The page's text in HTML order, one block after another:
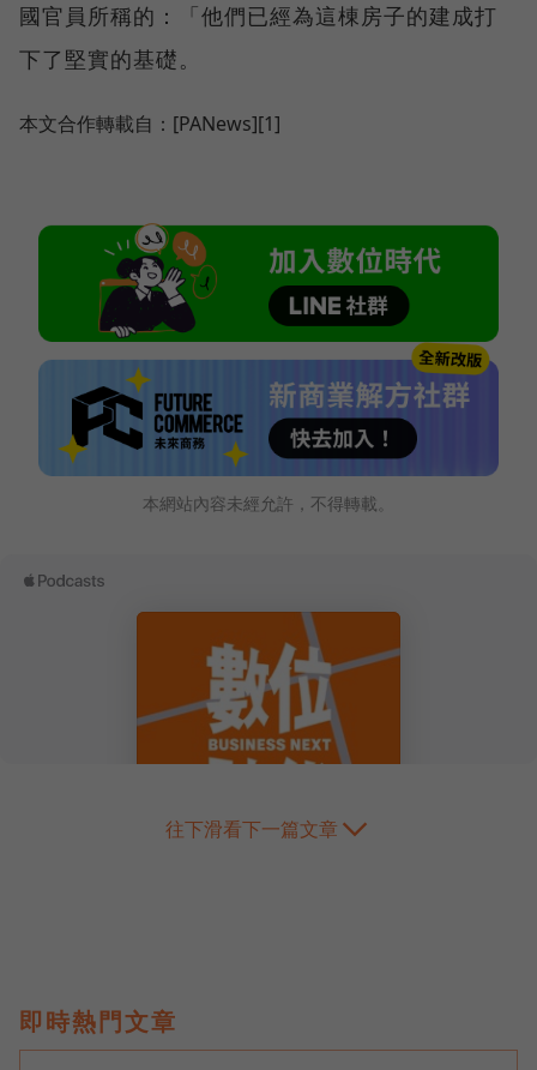
國官員所稱的：「他們已經為這棟房子的建成打
下了堅實的基礎。
本文合作轉載自：[PANews][1]
本網站內容未經允許，不得轉載。
往下滑看下一篇文章
即時熱門文章